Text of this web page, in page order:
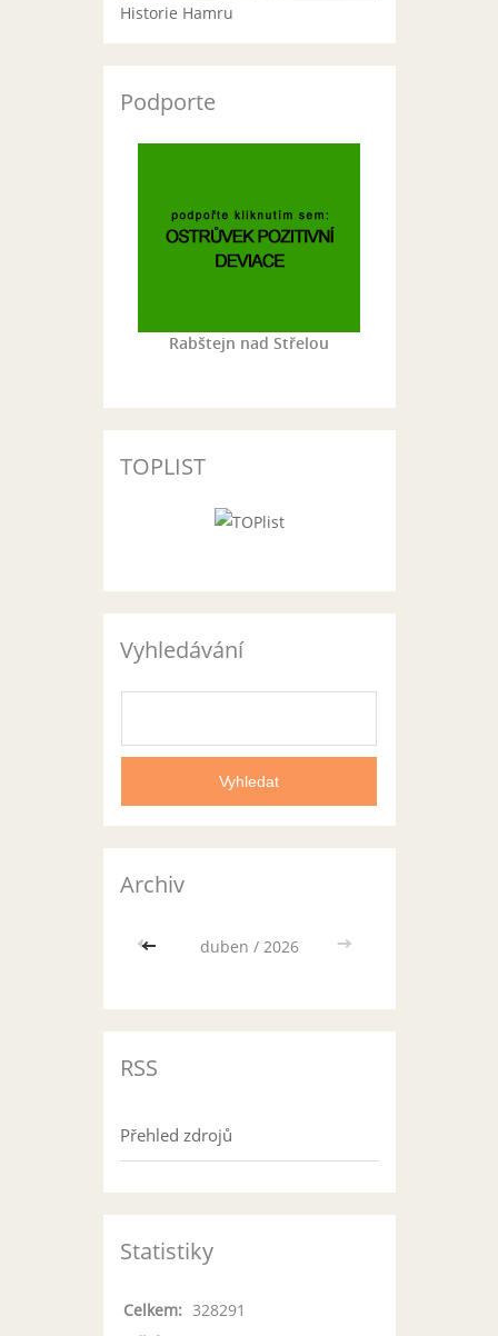
Historie Hamru
Podporte
Rabštejn nad Střelou
TOPLIST
Vyhledávání
Archiv
<< duben / 2026 >>
RSS
Přehled zdrojů
Statistiky
Celkem: 328291